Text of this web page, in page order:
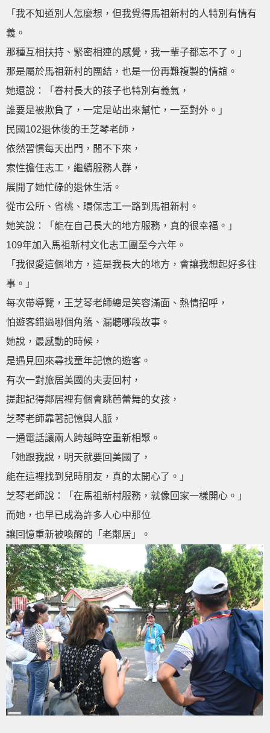
「我不知道別人怎麼想，但我覺得馬祖新村的人特別有情有
義。
那種互相扶持、緊密相連的感覺，我一輩子都忘不了。」
那是屬於馬祖新村的團結，也是一份再難複製的情誼。
她還說：「眷村長大的孩子也特別有義氣，
誰要是被欺負了，一定是站出來幫忙，一至對外。」
民國102退休後的王芝琴老師，
依然習慣每天出門，閒不下來，
索性擔任志工，繼續服務人群，
展開了她忙碌的退休生活。
從市公所、省桃、環保志工一路到馬祖新村。
她笑說：「能在自己長大的地方服務，真的很幸福。」
109年加入馬祖新村文化志工團至今六年。
「我很愛這個地方，這是我長大的地方，會讓我想起好多往
事。」
每次帶導覽，王芝琴老師總是笑容滿面、熱情招呼，
怕遊客錯過哪個角落、漏聽哪段故事。
她說，最感動的時候，
是遇見回來尋找童年記憶的遊客。
有次一對旅居美國的夫妻回村，
提起記得鄰居裡有個會跳芭蕾舞的女孩，
芝琴老師靠著記憶與人脈，
一通電話讓兩人跨越時空重新相聚。
「她跟我說，明天就要回美國了，
能在這裡找到兒時朋友，真的太開心了。」
芝琴老師說：「在馬祖新村服務，就像回家一樣開心。」
而她，也早已成為許多人心中那位
讓回憶重新被喚醒的「老鄰居」。
Long